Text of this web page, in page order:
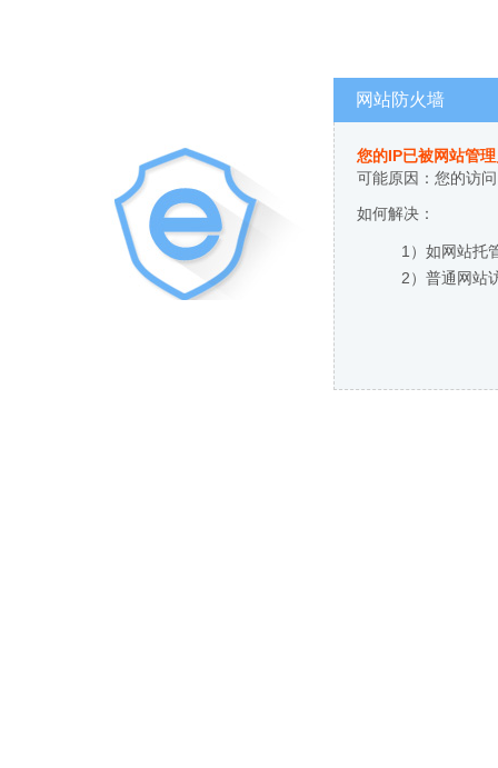
网站防火墙
您的IP已被网站管
可能原因：您的访
如何解决：
1）如网站托
2）普通网站